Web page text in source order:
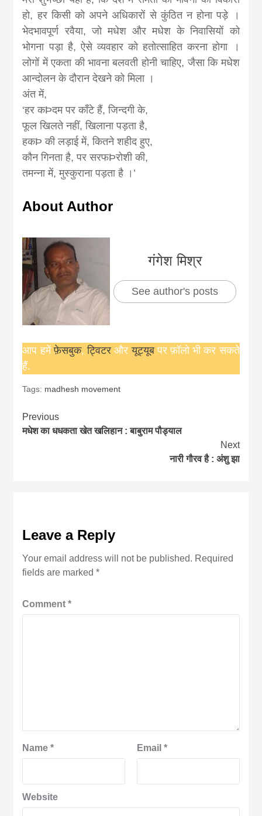
हो, हर किसी को अपने अधिकारों से कुंठित न होना पड़े ।
भेदभावपूर्ण रवैया, जो मधेश और मधेश के निवासियों को
भोगना पड़ा है, ऐसे व्यवहार को हतोत्साहित करना होगा ।
लोगों में एकता की भावना बलवती होनी चाहिए, जैसा कि मधेश
आन्दोलन के दौरान देखने को मिला ।
अंत में,
‘हर कÞदम पर काँटे हैं, जिन्दगी के,
फूल खिलते नहीं, खिलाना पड़ता है,
हकÞ की लड़ाई में, कितने शहीद हुए,
कौन गिनता है, पर सरफÞरोशी की,
तमन्ना में, मुस्कुराना पड़ता है ।’
About Author
गंगेश मिश्र
See author's posts
आप हमेंफ़ेसबुक,ट्विटरऔरयूट्यूबपर फ़ॉलो भी कर सकते
हैं.
Tags: madhesh movement
Continue
Reading
Previous
मधेश का धधकता खेत खलिहान : बाबुराम पौड्याल
Next
नारी गौरव है : अंशु झा
Leave a Reply
Your email address will not be published. Required
fields are marked*
Comment*
Name* Email *
Website